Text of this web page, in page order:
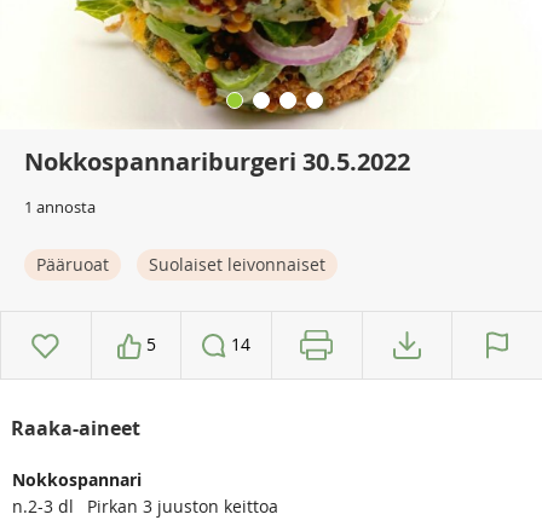
Nokkospannariburgeri 30.5.2022
1 annosta
Pääruoat Suolaiset leivonnaiset
5 14
Raaka-aineet
Nokkospannari
n.2-3 dl
Pirkan 3 juuston keittoa